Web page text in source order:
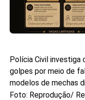
Polícia Civil investiga
golpes por meio de
modelos de mechas
Foto: Reprodução/